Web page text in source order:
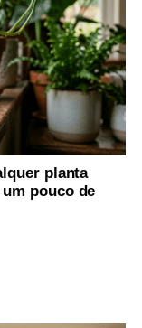
planta
pouco de